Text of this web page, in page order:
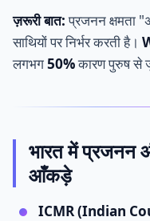
ज़रूरी बात:प्रजनन क्षमता
साथियों पर निर्भर करती है।
लगभग50%कारण पुरुष से
भारत में
आँकड़े
ICMR (Indian